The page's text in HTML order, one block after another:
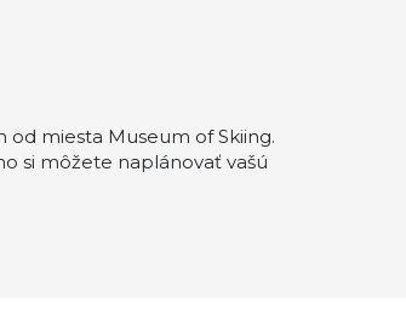
miesta Museum of Skiing.
si môžete naplánovať vašú